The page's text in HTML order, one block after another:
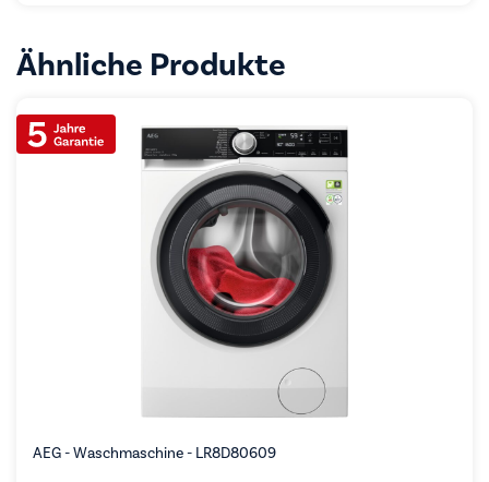
Ähnliche Produkte
AEG - Waschmaschine - LR8D80609